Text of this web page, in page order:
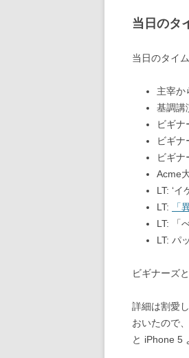
当日のタ
当日のタイ
主宰か
基調講
ビギナ
ビギ
ビギ
Acme
LT: ‘イ
LT:
「
LT: 「
LT: パ
ビギナーズ
詳細は割愛
おいたので
と iPhone 5